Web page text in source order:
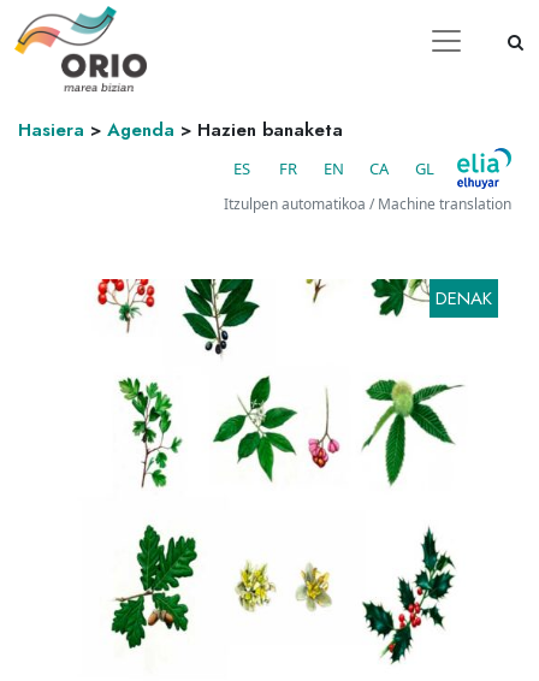
Hasiera > Agenda > Hazien banaketa
ES FR EN CA GL
Itzulpen automatikoa / Machine translation
DENAK